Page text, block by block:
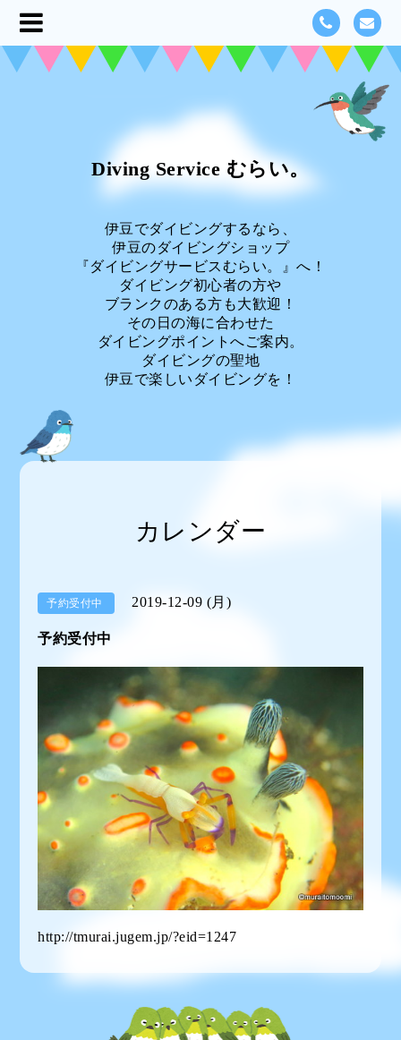
Diving Service むらい。
伊豆でダイビングするなら、
伊豆のダイビングショップ
『ダイビングサービスむらい。』へ！
ダイビング初心者の方や
ブランクのある方も大歓迎！
その日の海に合わせた
ダイビングポイントへご案内。
ダイビングの聖地
伊豆で楽しいダイビングを！
カレンダー
予約受付中 2019-12-09 (月)
予約受付中
http://tmurai.jugem.jp/?eid=1247